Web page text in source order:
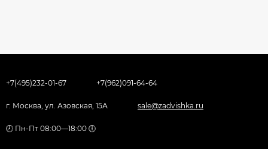
+7(495)232-01-67 +7(962)091-64-64
г. Москва, ул. Азовская, 15А sale@zadvishka.ru
🕗 Пн-Пт 08:00—18:00 🕕